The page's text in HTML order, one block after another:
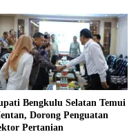
Bengkulu Selatan Temui
Dorong Penguatan
Pertanian